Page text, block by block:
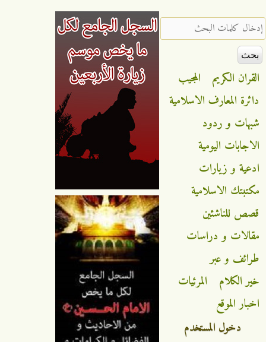
‏إدخال كلمات البحث ‏
القران الكريم
المجيب
دائرة المعارف الاسلامية
شبهات و ردود
الاجابات اليومية
ادعية و زيارات
مكتبتك الاسلامية
قصص للناشئين
مقالات و دراسات
طرائف و عبر
خير الكلام
المرئيات
اخبار الموقع
دخول المستخدم